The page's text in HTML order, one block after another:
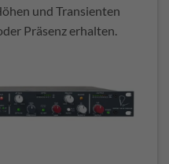
und Transienten
Präsenz erhalten.